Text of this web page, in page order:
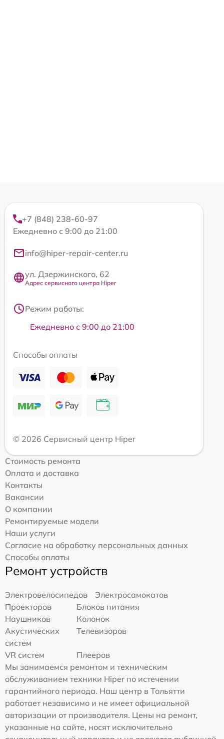
+7 (848) 238-60-97
Ежедневно с 9:00 до 21:00
info@hiper-repair-center.ru
ул. Дзержинского, 62
Адрес сервисного центра Hiper
Режим работы:
Ежедневно с 9:00 до 21:00
Способы оплаты
© 2026 Сервисный центр Hiper
Стоимость ремонта
Оплата и доставка
Контакты
Вакансии
О компании
Ремонтируемые модели
Наши услуги
Согласие на обработку персональных данных
Способы оплаты
Ремонт устройств
Электровелосипедов
Электросамокатов
Проекторов
Блоков питания
Наушников
Колонок
Акустических
систем
Телевизоров
VR систем
Плееров
Мы занимаемся ремонтом и техническим
обслуживанием техники Hiper по истечении
гарантийного периода. Наш центр в Тольятти
работает независимо и не имеет официальной
авторизации от производителя. Цены на ремонт,
указанные на сайте, носят исключительно